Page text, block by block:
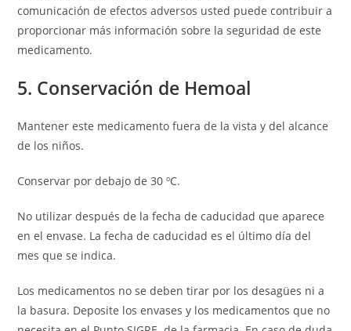
comunicación de efectos adversos usted puede contribuir a
proporcionar más información sobre la seguridad de este
medicamento.
5. Conservación de Hemoal
Mantener este medicamento fuera de la vista y del alcance
de los niños.
Conservar por debajo de 30 ºC.
No utilizar después de la fecha de caducidad que aparece
en el envase. La fecha de caducidad es el último día del
mes que se indica.
Los medicamentos no se deben tirar por los desagües ni a
la basura. Deposite los envases y los medicamentos que no